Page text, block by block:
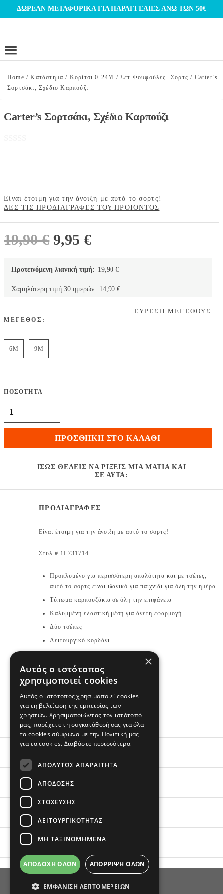
Μετάβαση
περιεχόμενο
ΔΩΡΕΑΝ ΜΕΤΑΦΟΡΙΚΑ ΓΙΑ ΠΑΡΑΓΓΕΛΙΕΣ ΑΝΩ ΤΩΝ 50€
Home /Κατάστημα / Κορίτσι 0-24Μ /Σετ Φουφούλες- Σορτς / Carter’s
Σορτσάκι, Σχέδιο Καρπούζι
Carter’s Σορτσάκι, Σχέδιο Καρπούζι
Είναι έτοιμη για την άνοιξη με αυτό το σορτς!
ΔΕΣ ΤΙΣ ΠΡΟΔΙΑΓΡΑΦΕΣ ΤΟΥ ΠΡΟΙΟΝΤΟΣ
19,90€ Original
was:
19,90 €.
9,95€Η
τιμή
είναι:
Προτεινόμενη λιανική τιμή: 19,90€
Χαμηλότερη τιμή 30 ημερών: 14,90€
ΜΕΓΕΘΟΣ:
ΕΥΡΕΣΗ ΜΕΓΕΘΟΥΣ
6M 9M
ΠΟΣΟΤΗΤΑ
Carter's Σορτσάκι, Σχέδιο Καρπούζι ποσότητα
ΠΡΟΣΘΉΚΗ ΣΤΟ ΚΑΛΆΘΙ
ΊΣΩΣ ΘΈΛΕΙΣ ΝΑ ΡΊΞΕΙΣ ΜΙΑ ΜΑΤΙΆ ΚΑΙ
ΣΕ ΑΥΤΆ:
ΠΡΟΔΙΑΓΡΑΦΕΣ
Είναι έτοιμη για την άνοιξη με αυτό το σορτς!
Στυλ # 1L731714
Προπλυμένο για περισσότερη απαλότητα και με τσέπες,
αυτό το σορτς είναι ιδανικό για παιχνίδι για όλη την ημέρα
Τύπωμα καρπουζάκια σε όλη την επιφάνεια
Καλυμμένη ελαστική μέση για άνετη εφαρμογή
Δύο τσέπες
Λειτουργικό κορδάνι
Σύνθεση & Φροντίδα
55% βαμβάκι,45% βισκόζη
Εισαγωγής
Πλένεται στο πλυντήριο
ΟΙ ΑΓΟΡΕΣ ΣΟΥ
BRANDS
ΑΚΟΛΟΥΘΗΣΕ ΜΑΣ
×
Αυτός ο ιστότοπος
χρησιμοποιεί cookies
Αυτός ο ιστότοπος χρησιμοποιεί cookies
για τη βελτίωση της εμπειρίας των
χρηστών. Χρησιμοποιώντας τον ιστότοπό
μας, παρέχετε τη συγκατάθεσή σας για όλα
τα cookies σύμφωνα με την Πολιτική μας
για τα cookies. Διαβάστε περισσότερα
ΑΠΟΛΎΤΩΣ ΑΠΑΡΑΊΤΗΤΑ
ΑΠΌΔΟΣΗΣ
ΣΤΌΧΕΥΣΗΣ
ΛΕΙΤΟΥΡΓΙΚΌΤΗΤΑΣ
ΜΗ ΤΑΞΙΝΟΜΗΜΈΝΑ
ΑΠΟΔΟΧΉ ΌΛΩΝ ΑΠΌΡΡΙΨΗ ΌΛΩΝ
ΕΜΦΆΝΙΣΗ ΛΕΠΤΟΜΕΡΕΙΏΝ